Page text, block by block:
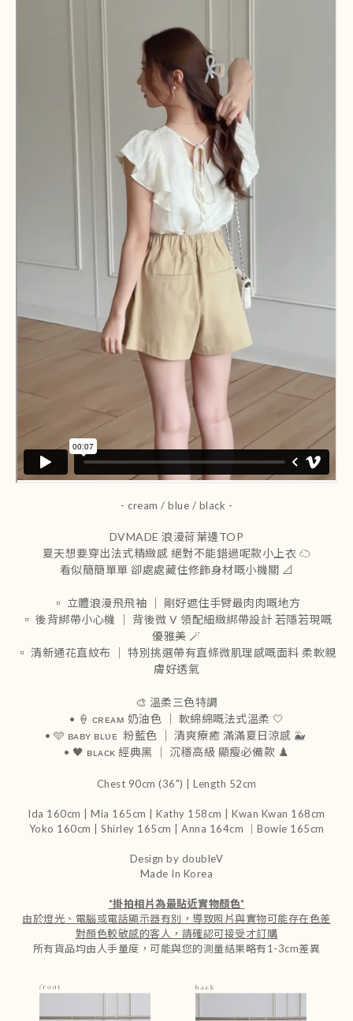
- cream / blue / black -
DVMADE 浪漫荷葉邊TOP
夏天想要穿出法式精緻感 絕對不能錯過呢款小上衣 ☁️
看似簡簡單單 卻處處藏住修飾身材嘅小機關 📐
▫️ 立體浪漫飛飛袖 ｜ 剛好遮住手臂最肉肉嘅地方
▫️ 後背綁帶小心機 ｜ 背後微 V 領配細緻綁帶設計 若隱若現嘅
優雅美 🪄
▫️ 清新通花直紋布 ｜ 特別挑選帶有直條微肌理感嘅面料 柔軟親
膚好透氣
🎨 溫柔三色特調
• 🍦 ᴄʀᴇᴀᴍ 奶油色 ｜ 軟綿綿嘅法式溫柔 🤍
• 🩵 ʙᴀʙʏ ʙʟᴜᴇ 粉藍色 ｜ 清爽療癒 滿滿夏日涼感 🐳
• 🖤 ʙʟᴀᴄᴋ 經典黑 ｜ 沉穩高級 顯瘦必備款 ♟️
Chest 90cm (36") | Length 52cm
Ida 160cm | Mia 165cm | Kathy 158cm |Kwan Kwan 168cm
Yoko 160cm | Shirley 165cm
| Anna 164cm ｜Bowie 165cm
Design by doubleV
Made In Korea
*掛拍相片為最貼近實物顏色*
由於燈光、電腦或電話顯示器有別，導致照片與實物可能存在色差
對顏色較敏感的客人，請確認可接受才訂購
所有貨品均由人手量度，可能與您的測量結果略有1-3cm差異